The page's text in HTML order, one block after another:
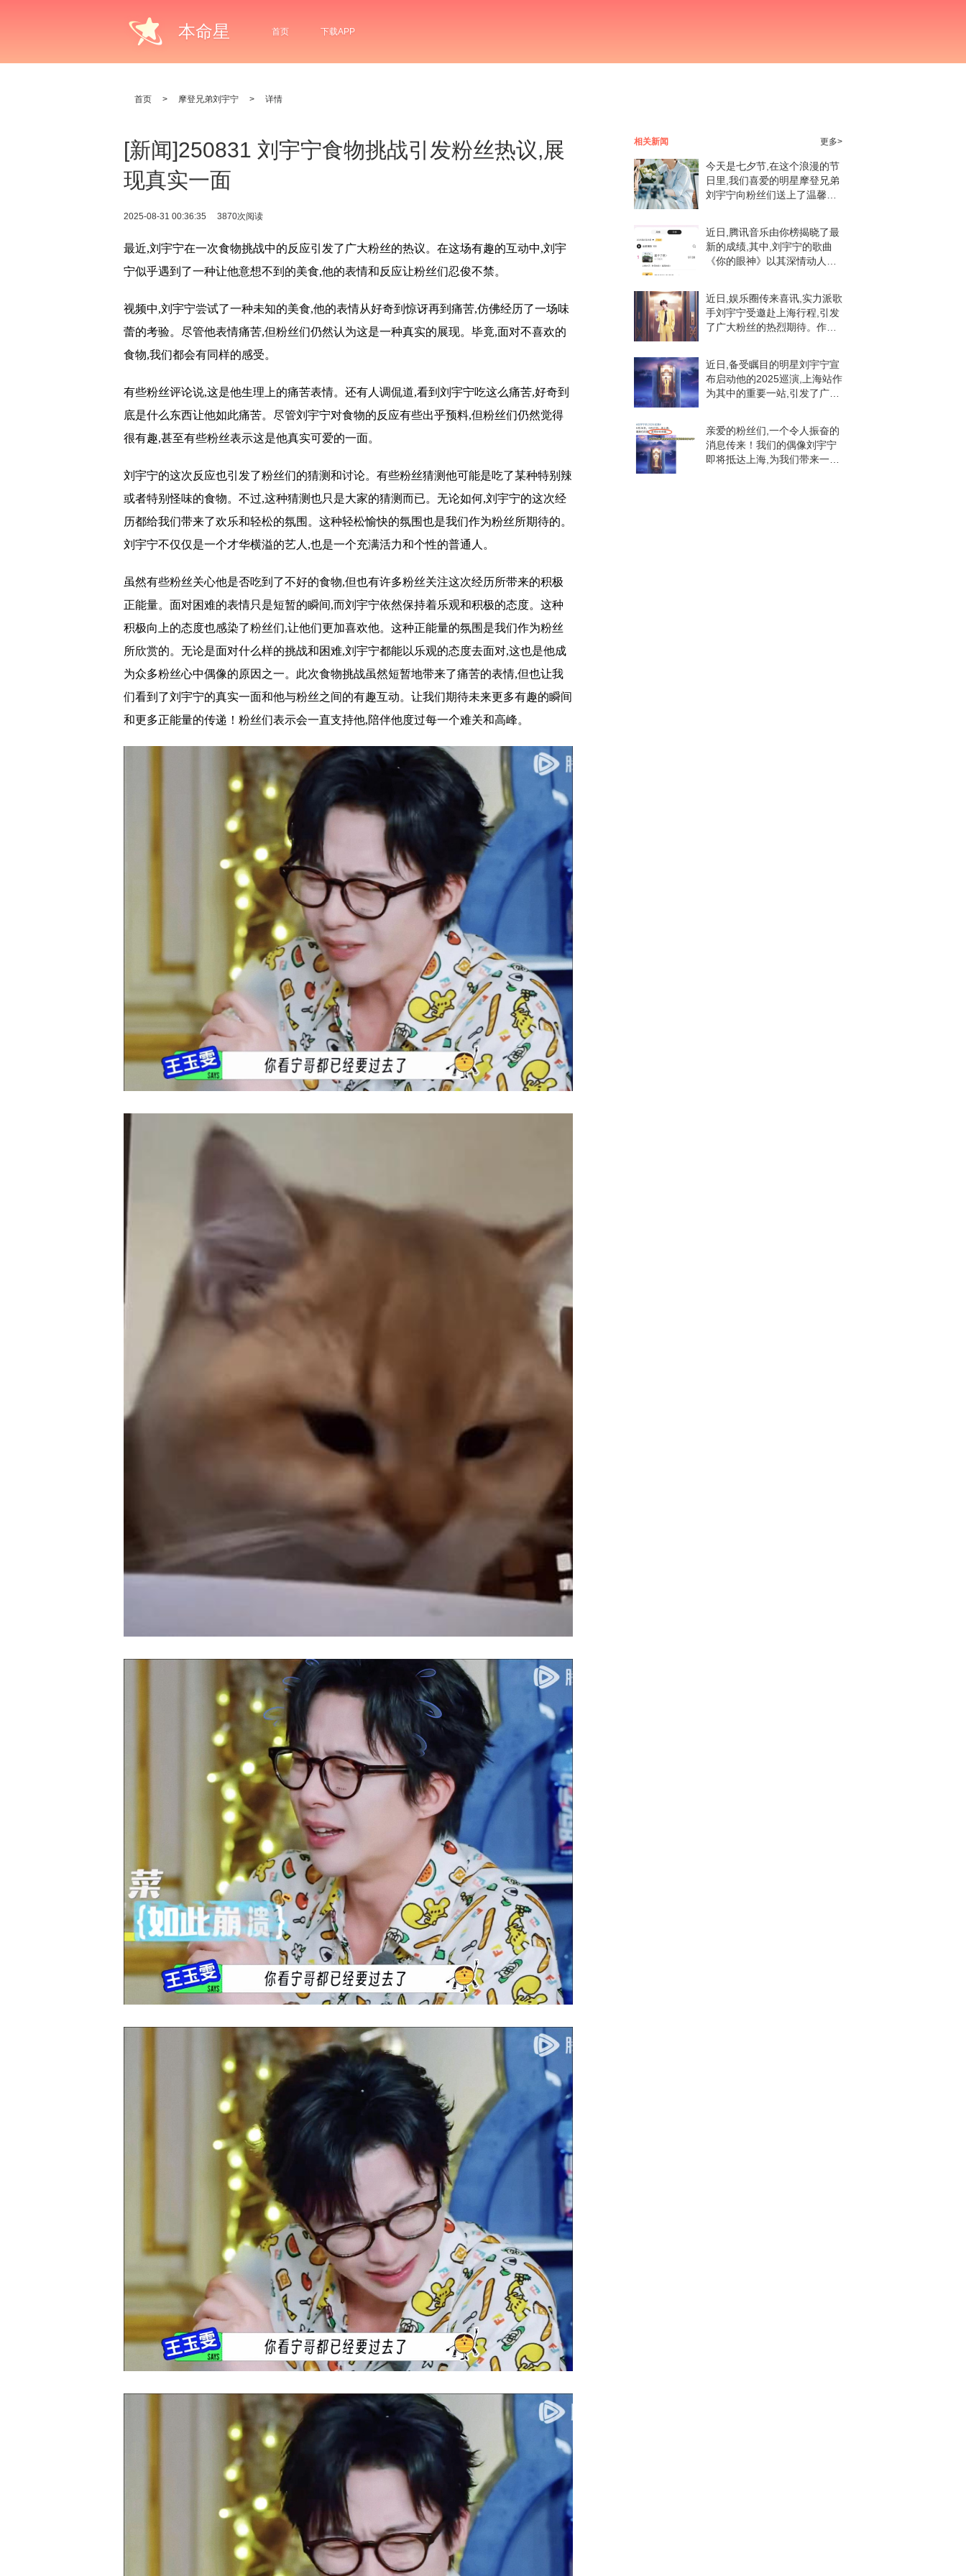
本命星 首页 下载APP
首页 > 摩登兄弟刘宇宁 > 详情
[新闻]250831 刘宇宁食物挑战引发粉丝热议,展
现真实一面
2025-08-31 00:36:35 3870次阅读
最近,刘宇宁在一次食物挑战中的反应引发了广大粉丝的热议。在这场有趣的互动中,刘宇
宁似乎遇到了一种让他意想不到的美食,他的表情和反应让粉丝们忍俊不禁。
视频中,刘宇宁尝试了一种未知的美食,他的表情从好奇到惊讶再到痛苦,仿佛经历了一场味
蕾的考验。尽管他表情痛苦,但粉丝们仍然认为这是一种真实的展现。毕竟,面对不喜欢的
食物,我们都会有同样的感受。
有些粉丝评论说,这是他生理上的痛苦表情。还有人调侃道,看到刘宇宁吃这么痛苦,好奇到
底是什么东西让他如此痛苦。尽管刘宇宁对食物的反应有些出乎预料,但粉丝们仍然觉得
很有趣,甚至有些粉丝表示这是他真实可爱的一面。
刘宇宁的这次反应也引发了粉丝们的猜测和讨论。有些粉丝猜测他可能是吃了某种特别辣
或者特别怪味的食物。不过,这种猜测也只是大家的猜测而已。无论如何,刘宇宁的这次经
历都给我们带来了欢乐和轻松的氛围。这种轻松愉快的氛围也是我们作为粉丝所期待的。
刘宇宁不仅仅是一个才华横溢的艺人,也是一个充满活力和个性的普通人。
虽然有些粉丝关心他是否吃到了不好的食物,但也有许多粉丝关注这次经历所带来的积极
正能量。面对困难的表情只是短暂的瞬间,而刘宇宁依然保持着乐观和积极的态度。这种
积极向上的态度也感染了粉丝们,让他们更加喜欢他。这种正能量的氛围是我们作为粉丝
所欣赏的。无论是面对什么样的挑战和困难,刘宇宁都能以乐观的态度去面对,这也是他成
为众多粉丝心中偶像的原因之一。此次食物挑战虽然短暂地带来了痛苦的表情,但也让我
们看到了刘宇宁的真实一面和他与粉丝之间的有趣互动。让我们期待未来更多有趣的瞬间
和更多正能量的传递！粉丝们表示会一直支持他,陪伴他度过每一个难关和高峰。
相关新闻 更多>
今天是七夕节,在这个浪漫的节
日里,我们喜爱的明星摩登兄弟
刘宇宁向粉丝们送上了温馨的
片,引发了粉丝们的热烈反响。
刘宇宁在照片中展
近日,腾讯音乐由你榜揭晓了最
新的成绩,其中,刘宇宁的歌曲
《你的眼神》以其深情动人的
一成绩不仅展现了刘宇宁的音
乐才华,更是对粉丝
近日,娱乐圈传来喜讯,实力派歌
手刘宇宁受邀赴上海行程,引发
了广大粉丝的热烈期待。作为
气的形象深受粉丝们的喜爱。
这次受邀赴上海,
近日,备受瞩目的明星刘宇宁宣
布启动他的2025巡演,上海站作
为其中的重要一站,引发了广大
一个粉丝的心间。9月26日,刘
宇宁在社
亲爱的粉丝们,一个令人振奋的
消息传来！我们的偶像刘宇宁
即将抵达上海,为我们带来一系